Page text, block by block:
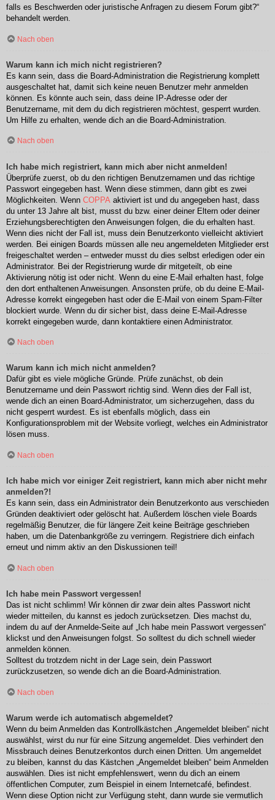
falls es Beschwerden oder juristische Anfragen zu diesem Forum gibt?“
behandelt werden.
Nach oben
Warum kann ich mich nicht registrieren?
Es kann sein, dass die Board-Administration die Registrierung komplett
ausgeschaltet hat, damit sich keine neuen Benutzer mehr anmelden
können. Es könnte auch sein, dass deine IP-Adresse oder der
Benutzername, mit dem du dich registrieren möchtest, gesperrt wurden.
Um Hilfe zu erhalten, wende dich an die Board-Administration.
Nach oben
Ich habe mich registriert, kann mich aber nicht anmelden!
Überprüfe zuerst, ob du den richtigen Benutzernamen und das richtige
Passwort eingegeben hast. Wenn diese stimmen, dann gibt es zwei
Möglichkeiten. Wenn COPPA aktiviert ist und du angegeben hast, dass
du unter 13 Jahre alt bist, musst du bzw. einer deiner Eltern oder deiner
Erziehungsberechtigten den Anweisungen folgen, die du erhalten hast.
Wenn dies nicht der Fall ist, muss dein Benutzerkonto vielleicht aktiviert
werden. Bei einigen Boards müssen alle neu angemeldeten Mitglieder erst
freigeschaltet werden – entweder musst du dies selbst erledigen oder ein
Administrator. Bei der Registrierung wurde dir mitgeteilt, ob eine
Aktivierung nötig ist oder nicht. Wenn du eine E-Mail erhalten hast, folge
den dort enthaltenen Anweisungen. Ansonsten prüfe, ob du deine E-Mail-
Adresse korrekt eingegeben hast oder die E-Mail von einem Spam-Filter
blockiert wurde. Wenn du dir sicher bist, dass deine E-Mail-Adresse
korrekt eingegeben wurde, dann kontaktiere einen Administrator.
Nach oben
Warum kann ich mich nicht anmelden?
Dafür gibt es viele mögliche Gründe. Prüfe zunächst, ob dein
Benutzername und dein Passwort richtig sind. Wenn dies der Fall ist,
wende dich an einen Board-Administrator, um sicherzugehen, dass du
nicht gesperrt wurdest. Es ist ebenfalls möglich, dass ein
Konfigurationsproblem mit der Website vorliegt, welches ein Administrator
lösen muss.
Nach oben
Ich habe mich vor einiger Zeit registriert, kann mich aber nicht mehr
anmelden?!
Es kann sein, dass ein Administrator dein Benutzerkonto aus verschieden
Gründen deaktiviert oder gelöscht hat. Außerdem löschen viele Boards
regelmäßig Benutzer, die für längere Zeit keine Beiträge geschrieben
haben, um die Datenbankgröße zu verringern. Registriere dich einfach
erneut und nimm aktiv an den Diskussionen teil!
Nach oben
Ich habe mein Passwort vergessen!
Das ist nicht schlimm! Wir können dir zwar dein altes Passwort nicht
wieder mitteilen, du kannst es jedoch zurücksetzen. Dies machst du,
indem du auf der Anmelde-Seite auf „Ich habe mein Passwort vergessen“
klickst und den Anweisungen folgst. So solltest du dich schnell wieder
anmelden können.
Solltest du trotzdem nicht in der Lage sein, dein Passwort
zurückzusetzen, so wende dich an die Board-Administration.
Nach oben
Warum werde ich automatisch abgemeldet?
Wenn du beim Anmelden das Kontrollkästchen „Angemeldet bleiben“ nicht
auswählst, wirst du nur für eine Sitzung angemeldet. Dies verhindert den
Missbrauch deines Benutzerkontos durch einen Dritten. Um angemeldet
zu bleiben, kannst du das Kästchen „Angemeldet bleiben“ beim Anmelden
auswählen. Dies ist nicht empfehlenswert, wenn du dich an einem
öffentlichen Computer, zum Beispiel in einem Internetcafé, befindest.
Wenn diese Option nicht zur Verfügung steht, dann wurde sie vermutlich